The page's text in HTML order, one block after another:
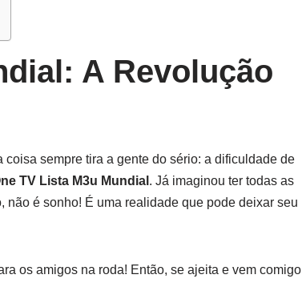
A Revolução
sempre tira a gente do sério: a dificuldade de
TV Lista M3u Mundial . Já imaginou ter todas as
é sonho! É uma realidade que pode deixar seu
os amigos na roda! Então, se ajeita e vem comigo